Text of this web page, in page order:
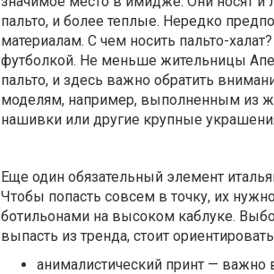
пальто, и более теплые. Нередко
материалам. С чем носить пальто-
футболкой. Не меньше жительницы
пальто, и здесь важно обратить
моделям, например, выполненным из
нашивки или другие крупные
Еще один обязательный элемент
Чтобы попасть совсем в точку, их
ботильонами на высоком каблуке.
выпасть из тренда, стоит
анималистический принт — важно